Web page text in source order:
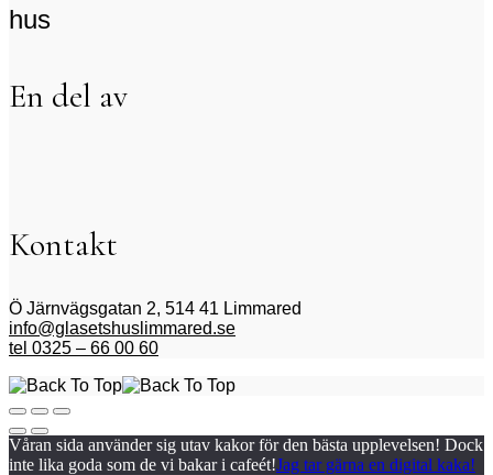
hus
En del av
Kontakt
Ö Järnvägsgatan 2, 514 41 Limmared
info@glasetshuslimmared.se
tel 0325 – 66 00 60
Våran sida använder sig utav kakor för den bästa upplevelsen! Dock
inte lika goda som de vi bakar i cafeét!Jag tar gärna en digital kaka!